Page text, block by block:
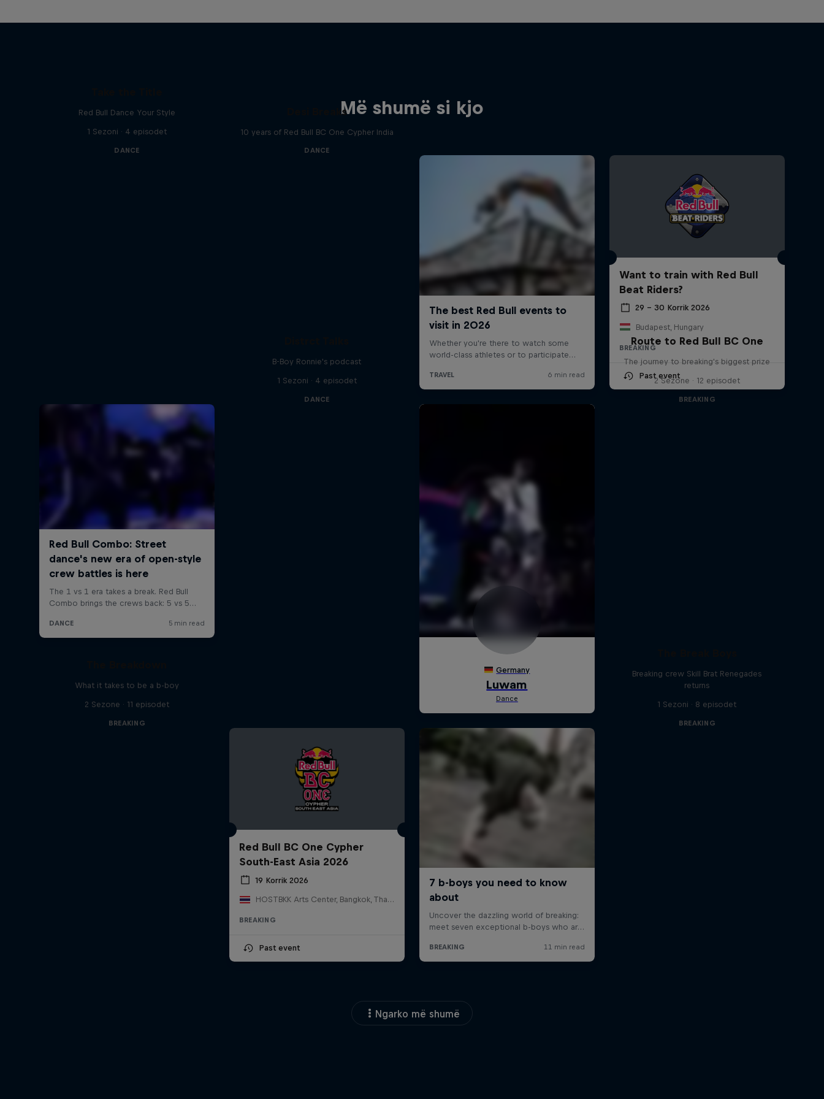
Më shumë si kjo
Red Bull Dance Your Style
1 Sezoni · 4 episodet
DANCE
Desi Breaks
10 years of Red Bull BC One Cypher India
DANCE
Want to train with Red Bull
Beat Riders?
29 – 30 Korrik 2026
Budapest, Hungary
BREAKING
Past event
B-Boy Ronnie's podcast
1 Sezoni · 4 episodet
DANCE
Route to Red Bull BC One
The journey to breaking's biggest prize
2 Sezone · 12 episodet
BREAKING
What it takes to be a b-boy
2 Sezone · 11 episodet
BREAKING
Red Bull BC One Cypher
South-East Asia 2026
19 Korrik 2026
HOSTBKK Arts Center, Bangkok, Thailand
BREAKING
Past event
Breaking crew Skill Brat Renegades
returns
1 Sezoni · 8 episodet
BREAKING
Ngarko më shumë